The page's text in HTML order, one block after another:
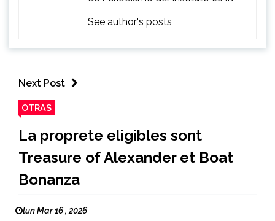
See author's posts
Next Post
OTRAS
La proprete eligibles sont
Treasure of Alexander et Boat
Bonanza
lun Mar 16 , 2026